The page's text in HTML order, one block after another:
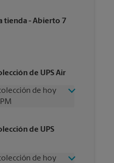
tienda - Abierto 7
de UPS Air
de hoy
6:30 PM
3:00 PM
de UPS
de hoy